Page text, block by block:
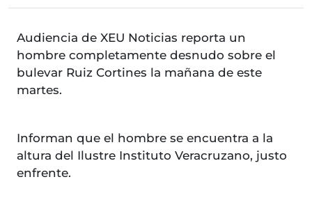
Audiencia de XEU Noticias reporta un
hombre completamente desnudo sobre el
bulevar Ruiz Cortines la mañana de este
martes.
Informan que el hombre se encuentra a la
altura del Ilustre Instituto Veracruzano, justo
enfrente.